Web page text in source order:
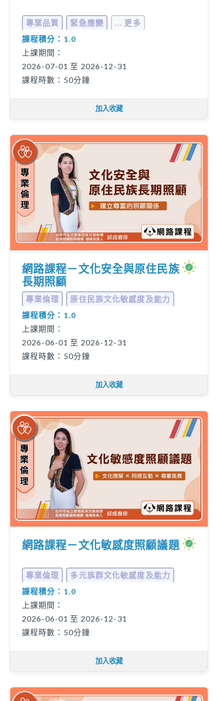
專業品質 緊急應變
... 更多
課程積分：1.0
上課期間：
2026-07-01 至 2026-12-31
課程時數：50分鐘
加入收藏
網路課程－文化安全與原住民族
長期照顧
專業倫理
原住民族文化敏感度及能力
... 更多
課程積分：1.0
上課期間：
2026-06-01 至 2026-12-31
課程時數：50分鐘
加入收藏
網路課程－文化敏感度照顧議題
專業倫理
多元族群文化敏感度及能力
... 更多
課程積分：1.0
上課期間：
2026-06-01 至 2026-12-31
課程時數：50分鐘
加入收藏